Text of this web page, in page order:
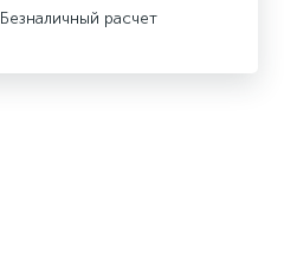
Безналичный расчет